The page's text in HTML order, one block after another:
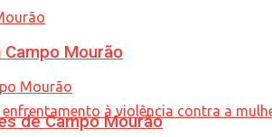
Mourão
de Campo Mourão